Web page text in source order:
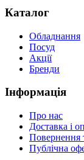
Каталог
Обладнання
Посуд
Акції
Бренди
Інформація
Про нас
Доставка і
Повернення
Публічна